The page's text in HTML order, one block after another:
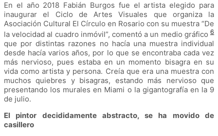
En el año 2018 Fabián Burgos fue el artista elegido para
inaugurar el Ciclo de Artes Visuales que organiza la
Asociación Cultural El Círculo en Rosario con su muestra “De
la velocidad al cuadro inmóvil”, comentó a un medio gráfico 6
que por distintas razones no hacía una muestra individual
desde hacía varios años, por lo que se encontraba cada vez
más nervioso, pues estaba en un momento bisagra en su
vida como artista y persona. Creía que era una muestra con
muchos quiebres y bisagras, estando más nervioso que
presentando los murales en Miami o la gigantografía en la 9
de julio.
El pintor decididamente abstracto, se ha movido de
casillero